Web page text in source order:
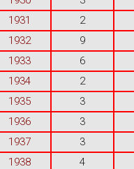
1931
2
1932
9
1933
6
1934
2
1935
3
1936
3
1937
3
1938
4